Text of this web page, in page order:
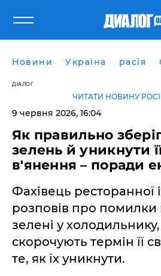
Новини Україна расія
ДІАЛОГ
ЧИТАТИ НОВИНУ
9 червня 2026, 16:04
Як правильно
зелень й уникнути
в'янення – поради
Фахівець ресторанної
розповів про помилки
зелені у холодильнику,
скорочують термін її
те, як їх уникнути.